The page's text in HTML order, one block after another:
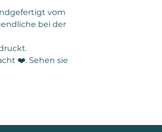
vom
bei der
❤️. Sehen sie